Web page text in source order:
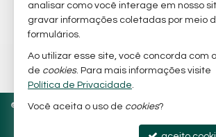
indicadores financeiros
imóveis favoritos
mapa de imóveis
© 2026 CRECI/SC 6.566-J e 7.318-J Política de
analisar como você interage em nosso
gravar informações coletadas por meio
formulários.
Ao utilizar esse site, você concorda com
de cookies. Para mais informações visite
Política de Privacidade.
Você aceita o uso de cookies?